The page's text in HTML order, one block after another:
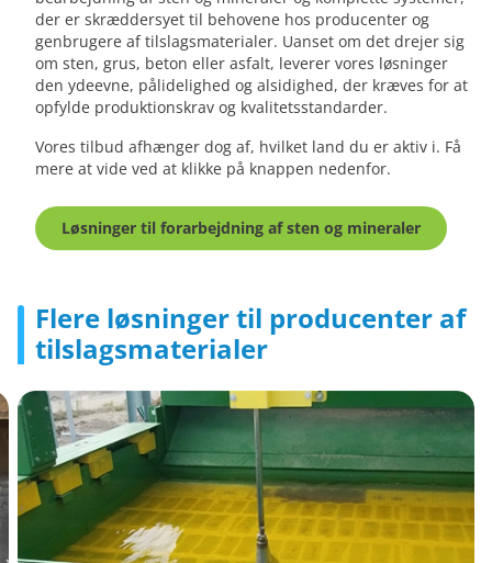
der er skræddersyet til behovene hos producenter og
genbrugere af tilslagsmaterialer. Uanset om det drejer sig
om sten, grus, beton eller asfalt, leverer vores løsninger
den ydeevne, pålidelighed og alsidighed, der kræves for at
opfylde produktionskrav og kvalitetsstandarder.
Vores tilbud afhænger dog af, hvilket land du er aktiv i. Få
mere at vide ved at klikke på knappen nedenfor.
Løsninger til forarbejdning af sten og mineraler
Flere løsninger til producenter af
tilslagsmaterialer